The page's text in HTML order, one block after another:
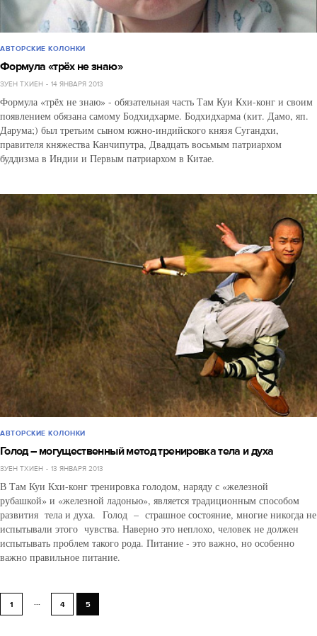
АВТОРСКИЕ КОЛОНКИ
Формула «трёх не знаю»
ЗУЕН ТХИЕН 14 ЯНВАРЯ 2013
Формула «трёх не знаю» - обязательная часть Там Куи Кхи-конг и своим
появлением обязана самому Бодхидхарме. Бодхидхарма (кит. Дамо, яп.
Дарума;) был третьим сыном южно-индийского князя Сугандхи,
правителя княжества Канчипутра, Двадцать восьмым патриархом
буддизма в Индии и Первым патриархом в Китае.
АВТОРСКИЕ КОЛОНКИ
Голод – могущественный метод тренировка тела и духа
ЗУЕН ТХИЕН 13 ЯНВАРЯ 2013
В Там Куи Кхи-конг тренировка голодом, наряду с «железной
рубашкой» и «железной ладонью», является традиционным способом
развития тела и духа. Голод – страшное состояние, многие никогда не
испытывали этого чувства. Наверно это неплохо, человек не должен
испытывать проблем такого рода. Питание - это важно, но особенно
важно правильное питание.
1 ... 4 5